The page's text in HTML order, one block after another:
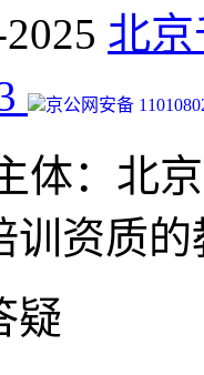
北
京公网安备
体：北
训资质
疑